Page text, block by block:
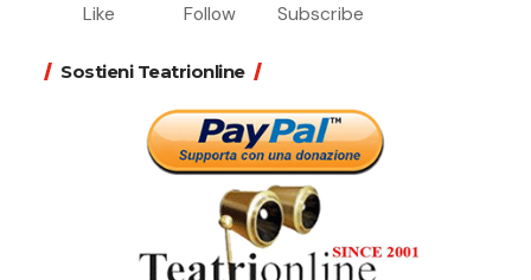
Like Follow Subscribe
Sostieni Teatrionline